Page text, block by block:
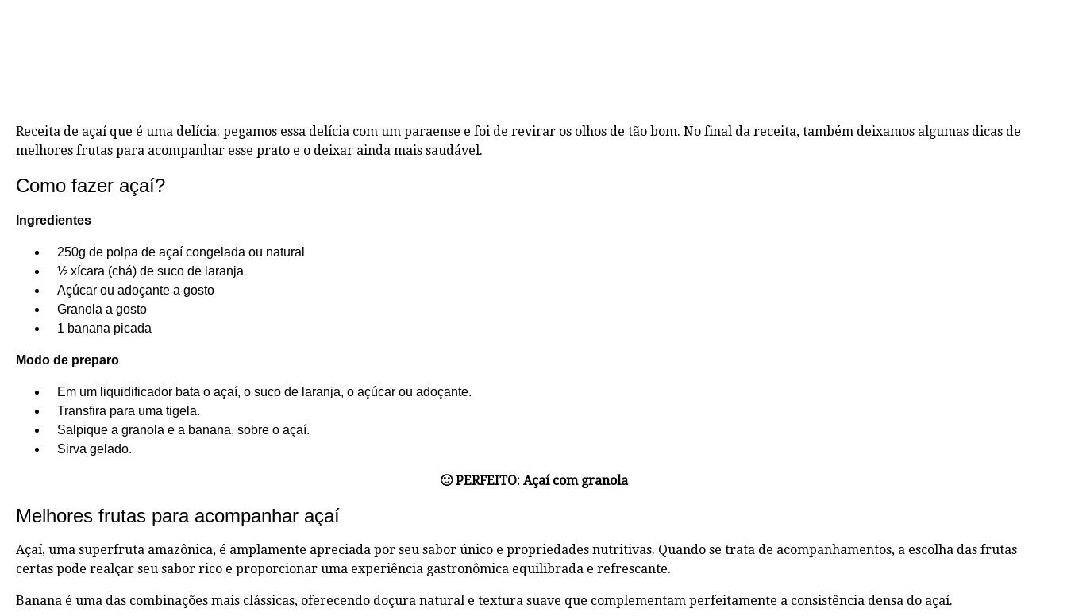
Receita de açaí que é uma delícia: pegamos essa delícia com um paraense e foi de revirar os olhos de tão bom. No final da receita, também deixamos algumas dicas de
melhores frutas para acompanhar esse prato e o deixar ainda mais saudável.
Como fazer açaí?
Ingredientes
250g de polpa de açaí congelada ou natural
½ xícara (chá) de suco de laranja
Açúcar ou adoçante a gosto
Granola a gosto
1 banana picada
Modo de preparo
Em um liquidificador bata o açaí, o suco de laranja, o açúcar ou adoçante.
Transfira para uma tigela.
Salpique a granola e a banana, sobre o açaí.
Sirva gelado.
🙂 PERFEITO: Açaí com granola
Melhores frutas para acompanhar açaí
Açaí, uma superfruta amazônica, é amplamente apreciada por seu sabor único e propriedades nutritivas. Quando se trata de acompanhamentos, a escolha das frutas
certas pode realçar seu sabor rico e proporcionar uma experiência gastronômica equilibrada e refrescante.
Banana é uma das combinações mais clássicas, oferecendo doçura natural e textura suave que complementam perfeitamente a consistência densa do açaí.